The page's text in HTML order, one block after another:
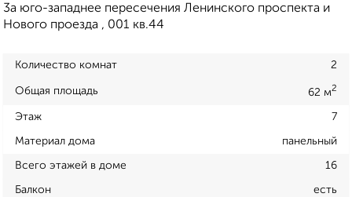
3а юго-западнее пересечения Ленинского проспекта и
Нового проезда , 001 кв.44
Количество комнат 2
Общая площадь 62 м2
Этаж 7
Материал дома панельный
Всего этажей в доме 16
Балкон есть